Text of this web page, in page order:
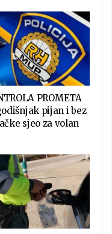
PROMETA
pijan i bez
sjeo za volan